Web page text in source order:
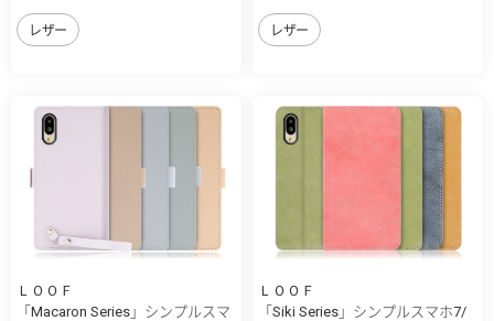
レザー レザー
ＬＯＯＦ
「Macaron Series」シンプルスマ
ＬＯＯＦ
「Siki Series」シンプルスマホ7/